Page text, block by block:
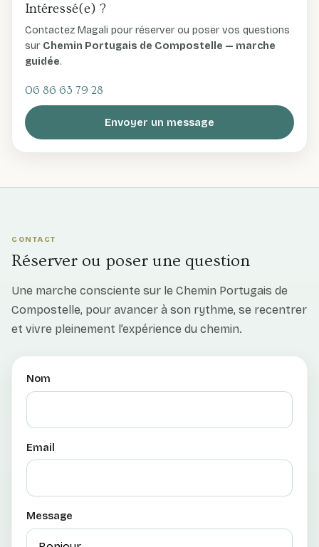
Intéressé(e) ?
Contactez Magali pour réserver ou poser vos questions
sur Chemin Portugais de Compostelle — marche
guidée.
06 86 63 79 28
Envoyer un message
CONTACT
Réserver ou poser une question
Une marche consciente sur le Chemin Portugais de
Compostelle, pour avancer à son rythme, se recentrer
et vivre pleinement l’expérience du chemin.
Nom
Email
Message